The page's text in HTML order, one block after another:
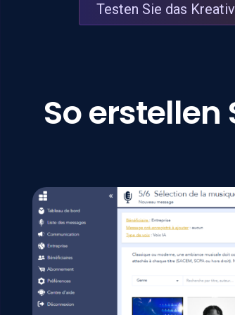
Testen Sie das
So erstellen